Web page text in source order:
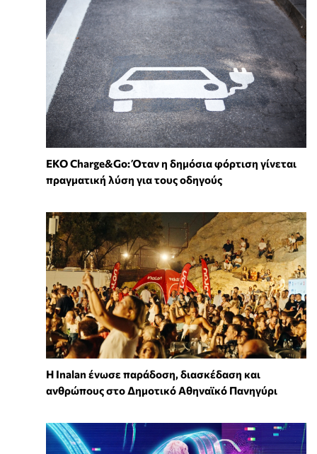
EKO Charge&Go: Όταν η δημόσια φόρτιση γίνεται
πραγματική λύση για τους οδηγούς
Η Inalan ένωσε παράδοση, διασκέδαση και
ανθρώπους στο Δημοτικό Αθηναϊκό Πανηγύρι